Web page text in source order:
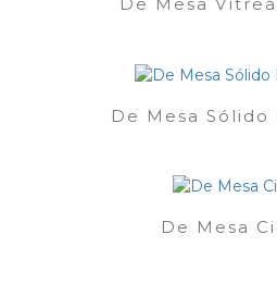
De Mesa
De Mesa Sólido
De Mesa